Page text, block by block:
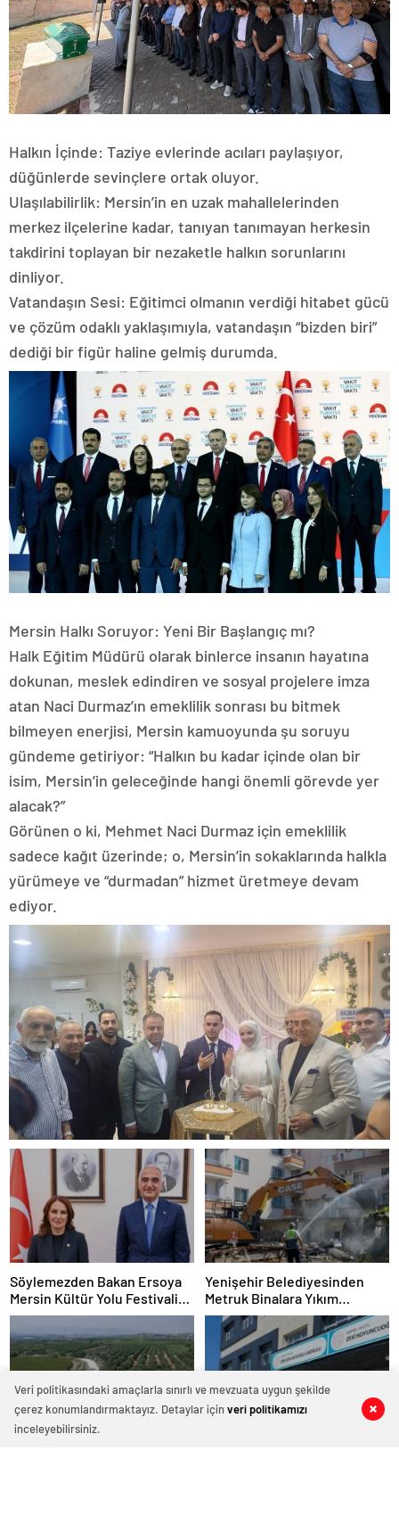
0 0
0 0
​Halkın İçinde: Taziye evlerinde acıları paylaşıyor,
düğünlerde sevinçlere ortak oluyor.
​Ulaşılabilirlik: Mersin’in en uzak mahallelerinden
merkez ilçelerine kadar, tanıyan tanımayan herkesin
takdirini toplayan bir nezaketle halkın sorunlarını
dinliyor.
​Vatandaşın Sesi: Eğitimci olmanın verdiği hitabet gücü
ve çözüm odaklı yaklaşımıyla, vatandaşın “bizden biri”
dediği bir figür haline gelmiş durumda.
​Mersin Halkı Soruyor: Yeni Bir Başlangıç mı?
​Halk Eğitim Müdürü olarak binlerce insanın hayatına
dokunan, meslek edindiren ve sosyal projelere imza
atan Naci Durmaz’ın emeklilik sonrası bu bitmek
bilmeyen enerjisi, Mersin kamuoyunda şu soruyu
gündeme getiriyor: “Halkın bu kadar içinde olan bir
isim, Mersin’in geleceğinde hangi önemli görevde yer
alacak?”
​Görünen o ki, Mehmet Naci Durmaz için emeklilik
sadece kağıt üzerinde; o, Mersin’in sokaklarında halkla
yürümeye ve “durmadan” hizmet üretmeye devam
ediyor.
Söylemezden Bakan Ersoya
Mersin Kültür Yolu Festivali
Önerisi
Yenişehir Belediyesinden
Metruk Binalara Yıkım
Operasyonu
Veri politikasındaki amaçlarla sınırlı ve mevzuata uygun şekilde
çerez konumlandırmaktayız. Detaylar içinveri politikamızı
inceleyebilirsiniz.